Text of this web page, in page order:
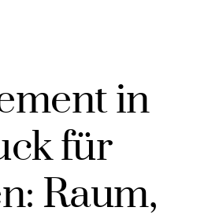
in
für
Raum,